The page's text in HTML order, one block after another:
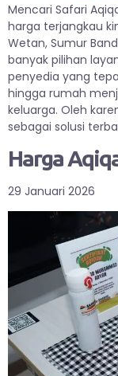
Mencari Safari
harga terjangkau
Wetan, Sumur
banyak pilihan
penyedia yang
hingga rumah
keluarga. Oleh
sebagai solusi
Harga
29 Januari 2026